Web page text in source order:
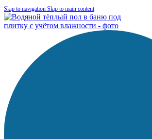
Skip to navigation Skip to main content